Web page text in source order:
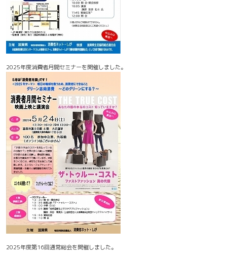
2025年度消費者月間セミナーを開催しました。
2025年度第16回通常総会を開催しました。